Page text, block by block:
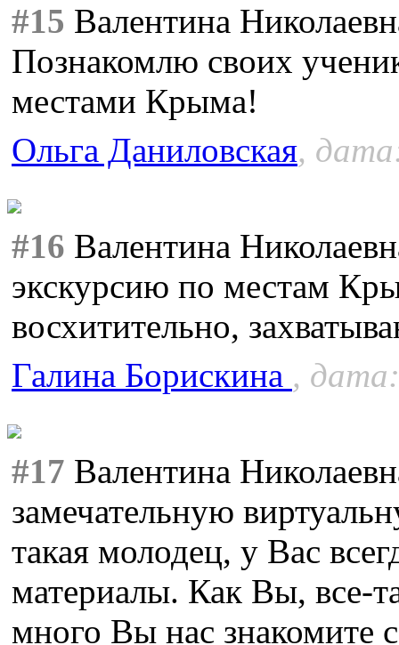
#15 Валентина
Познакомлю своих
местами Крыма!
Ольга Даниловская,
#16 Валентина
экскурсию по местам
восхитительно,
Галина Борискина ,
#17 Валентина
замечательную
такая молодец, у Вас
материалы. Как Вы, все-
много Вы нас знакомите